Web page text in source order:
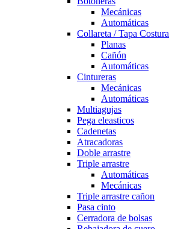
Mecánicas
Automáticas
Collareta / Tapa Costura
Planas
Cañón
Automáticas
Cintureras
Mecánicas
Automáticas
Multiagujas
Pega eleasticos
Cadenetas
Atracadoras
Doble arrastre
Triple arrastre
Automáticas
Mecánicas
Triple arrastre cañon
Pasa cinto
Cerradora de bolsas